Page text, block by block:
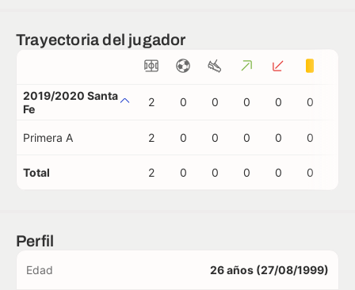
Trayectoria del jugador
2019/2020 Santa
Fe
2 0 0 0 0 0
Primera A 2 0 0 0 0 0
Total 2 0 0 0 0 0
Perfil
Edad 26 años (27/08/1999)